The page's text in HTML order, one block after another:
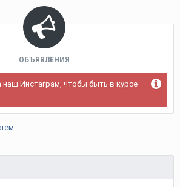
ОБЪЯВЛЕНИЯ
наш Инстаграм, чтобы быть в курсе